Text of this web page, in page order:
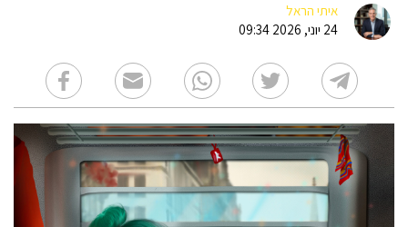
איתי הראל
24 יוני, 2026 09:34